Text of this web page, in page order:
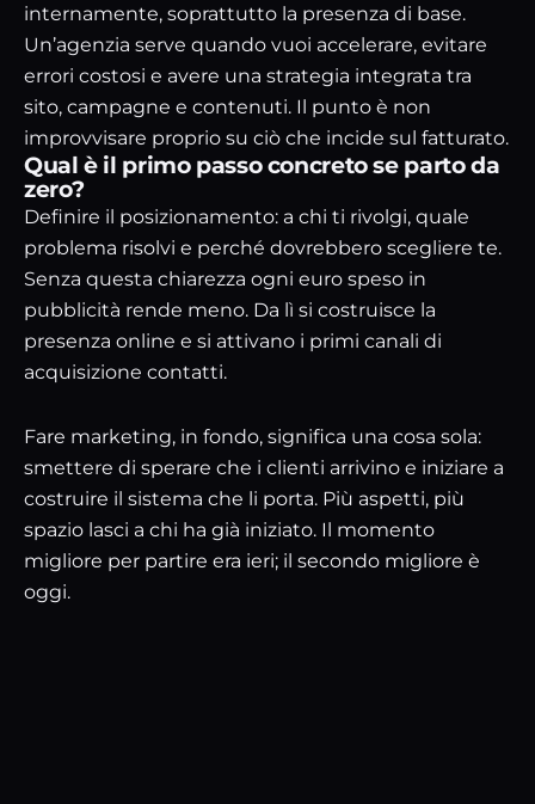
internamente, soprattutto la presenza di base.
Un’agenzia serve quando vuoi accelerare, evitare
errori costosi e avere una strategia integrata tra
sito, campagne e contenuti. Il punto è non
improvvisare proprio su ciò che incide sul fatturato.
Qual è il primo passo concreto se parto da
zero?
Definire il posizionamento: a chi ti rivolgi, quale
problema risolvi e perché dovrebbero scegliere te.
Senza questa chiarezza ogni euro speso in
pubblicità rende meno. Da lì si costruisce la
presenza online e si attivano i primi canali di
acquisizione contatti.
Fare marketing, in fondo, significa una cosa sola:
smettere di sperare che i clienti arrivino e iniziare a
costruire il sistema che li porta. Più aspetti, più
spazio lasci a chi ha già iniziato. Il momento
migliore per partire era ieri; il secondo migliore è
oggi.